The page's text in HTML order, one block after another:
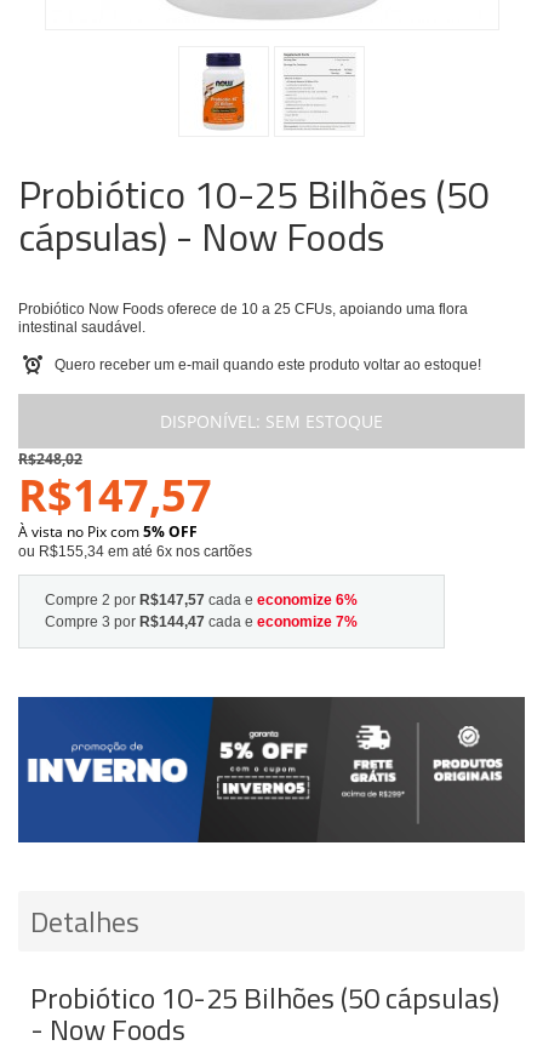
Probiótico 10-25 Bilhões (50
cápsulas) - Now Foods
Probiótico Now Foods oferece de 10 a 25 CFUs, apoiando uma flora
intestinal saudável.
Quero receber um e-mail quando este produto voltar ao estoque!
DISPONÍVEL: SEM ESTOQUE
R$248,02
R$147,57
À vista no Pix com5% OFF
ou R$155,34 em até 6x nos cartões
Compre 2 por R$147,57 cada e economize 6%
Compre 3 por R$144,47 cada e economize 7%
Detalhes
Probiótico 10-25 Bilhões (50 cápsulas)
- Now Foods